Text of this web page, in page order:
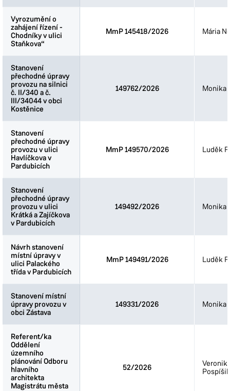
Vyrozumění o
zahájení řízení -
Chodníky v ulici
Staňkova“
MmP 145418/2026 Mária
Stanovení
přechodné úpravy
provozu na silnici
č. II/340 a č.
III/34044 v obci
Kostěnice
149762/2026 Monika
Stanovení
přechodné úpravy
provozu v ulici
Havlíčkova v
Pardubicích
MmP 149570/2026 Luděk
Stanovení
přechodné úpravy
provozu v ulici
Krátká a Zajíčkova
v Pardubicích
149492/2026 Monika
Návrh stanovení
místní úpravy v
ulici Palackého
třída v Pardubicích
MmP 149491/2026 Luděk
Stanovení místní
úpravy provozu v
obci Zástava
149331/2026 Monika
Referent/ka
Oddělení
územního
plánování Odboru
hlavního
architekta
Magistrátu města
52/2026
Vyrozumění o
zahájení řízení -
Chodníky v ulici
Staňkova“
Stanovení
přechodné úpravy
provozu na silnici
č. II/340 a č.
III/34044 v obci
Kostěnice
Stanovení
přechodné úpravy
provozu v ulici
Havlíčkova v
Pardubicích
Stanovení
přechodné úpravy
provozu v ulici
Krátká a Zajíčkova
v Pardubicích
Návrh stanovení
místní úpravy v
ulici Palackého
třída v Pardubicích
Stanovení místní
úpravy provozu v
obci Zástava
Referent/ka
Oddělení
územního
plánování Odboru
hlavního
architekta
Magistrátu města